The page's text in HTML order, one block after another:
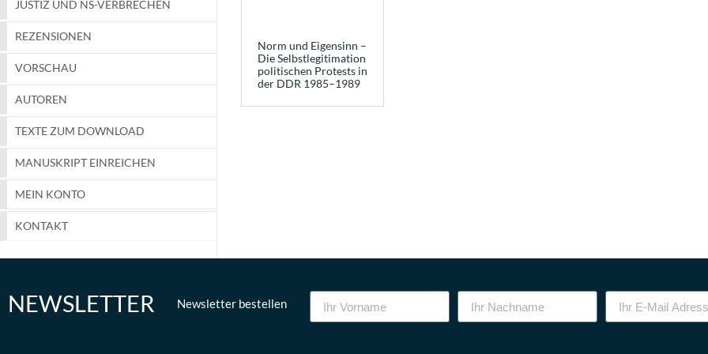
JUSTIZ UND NS-VERBRECHEN
REZENSIONEN
VORSCHAU
AUTOREN
TEXTE ZUM DOWNLOAD
MANUSKRIPT EINREICHEN
MEIN KONTO
KONTAKT
Norm und Eigensinn –
Die Selbstlegitimation
politischen Protests in
der DDR 1985–1989
NEWSLETTER Newsletter bestellen